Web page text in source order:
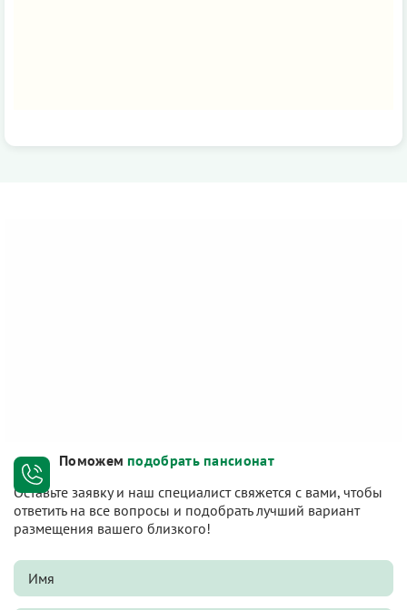
Поможем подобрать пансионат
Оставьте заявку и наш специалист свяжется с вами, чтобы
ответить на все вопросы и подобрать лучший вариант
размещения вашего близкого!